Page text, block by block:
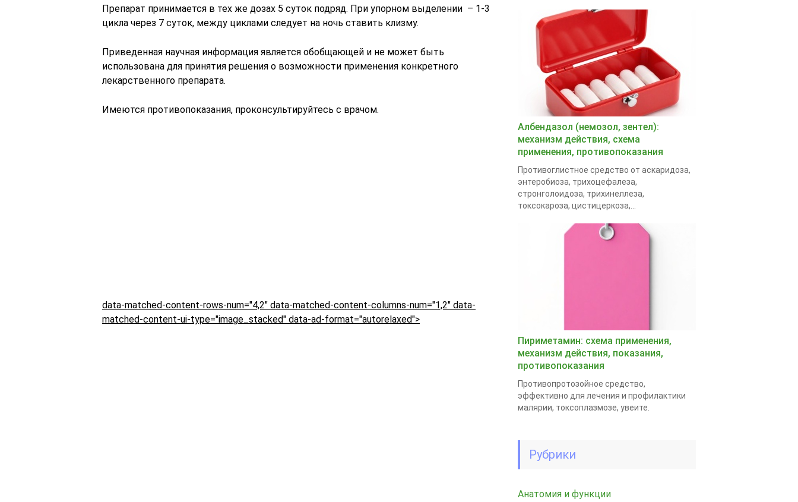
Препарат принимается в тех же дозах 5 суток подряд. При упорном выделении – 1-3
цикла через 7 суток, между циклами следует на ночь ставить клизму.
Приведенная научная информация является обобщающей и не может быть
использована для принятия решения о возможности применения конкретного
лекарственного препарата.
Имеются противопоказания, проконсультируйтесь с врачом.
data-matched-content-rows-num="4,2" data-matched-content-columns-num="1,2" data-
matched-content-ui-type="image_stacked" data-ad-format="autorelaxed">
Албендазол (немозол, зентел):
механизм действия, схема
применения, противопоказания
Противоглистное средство от аскаридоза,
энтеробиоза, трихоцефалеза,
стронголоидоза, трихинеллеза,
токсокароза, цистицеркоза,...
Пириметамин: схема применения,
механизм действия, показания,
противопоказания
Противопротозойное средство,
эффективно для лечения и профилактики
малярии, токсоплазмозе, увеите.
Рубрики
Анатомия и функции